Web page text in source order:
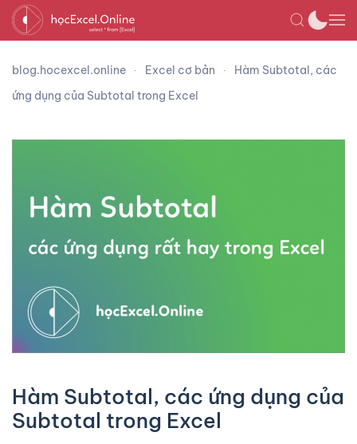
blog.hocexcel.online Excel cơ bản
Hàm Subtotal, các
ứng dụng của Subtotal trong Excel
Hàm Subtotal, các ứng dụng của
Subtotal trong Excel